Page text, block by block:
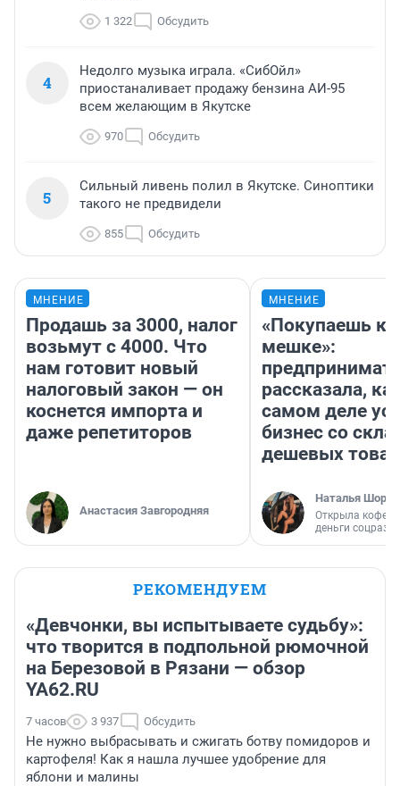
1 322 Обсудить
4
Недолго музыка играла. «СибОйл»
приостаналивает продажу бензина АИ-95
всем желающим в Якутске
970 Обсудить
5
Сильный ливень полил в Якутске. Синоптики
такого не предвидели
855 Обсудить
МНЕНИЕ
Продашь за 3000, налог
возьмут с 4000. Что
нам готовит новый
налоговый закон — он
коснется импорта и
даже репетиторов
Анастасия Завгородняя
МНЕНИЕ
«Покупаешь
мешке»:
рассказала,
самом деле
бизнес со
дешевых
Наталья
Открыла
деньги
РЕКОМЕНДУЕМ
«Девчонки, вы испытываете судьбу»:
что творится в подпольной рюмочной
на Березовой в Рязани — обзор
YA62.RU
7 часов 3 937 Обсудить
Не нужно выбрасывать и сжигать ботву помидоров и
картофеля! Как я нашла лучшее удобрение для
яблони и малины